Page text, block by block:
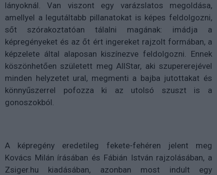
lányoknál. Van viszont egy varázslatos megoldása,
amellyel a legutáltabb pillanatokat is képes feldolgozni,
sőt szórakoztatóan tálalni magának: imádja a
képregényeket és az őt ért ingereket rajzolt formában, a
képzelete által alaposan kiszínezve feldolgozni. Ennek
köszönhetően született meg AllStar, aki szupererejével
minden helyzetet ural, megmenti a bajba jutottakat és
könnyűszerrel pofozza ki az utolsó szuszt is a
gonoszokból.
A képregény eredetileg fekete-fehéren jelent meg
Kovács Milán írásában és Fábián István rajzolásában, a
Zsiger.hu kiadásában, azonban most indult egy